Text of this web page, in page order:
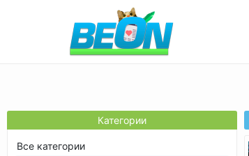
Категории
Все категории